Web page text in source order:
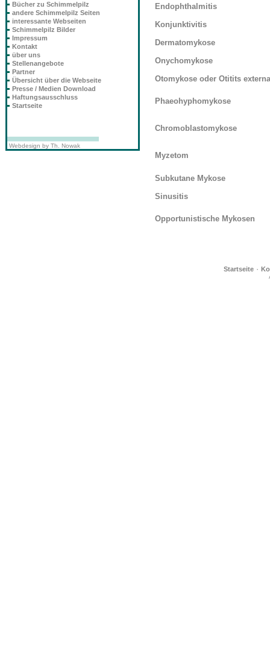
Endophthalmitis
Konjunktivitis
Dermatomykose
Onychomykose
Otomykose oder Otitits externa
Phaeohyphomykose
Chromoblastomykose
Myzetom
Subkutane Mykose
Sinusitis
Opportunistische Mykosen
Startseite·
Bücher zu Schimmelpilz
andere Schimmelpilz Seiten
interessante Webseiten
Schimmelpilz Bilder
Impressum
Kontakt
über uns
Stellenangebote
Partner
Übersicht über die Webseite
Presse / Medien Download
Haftungsausschluss
Startseite
Webdesign by Th. Nowak